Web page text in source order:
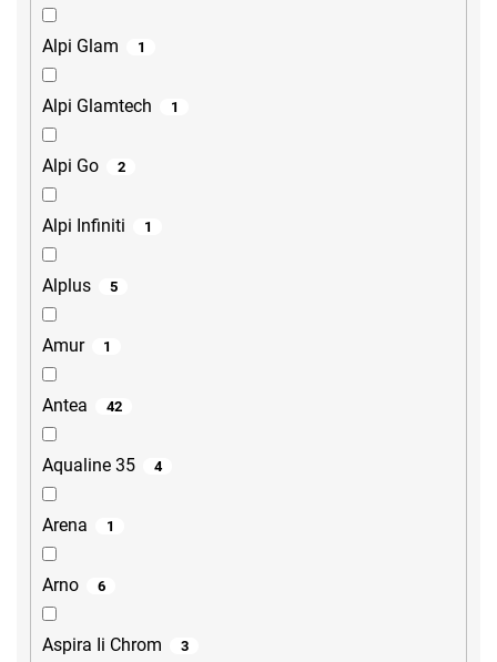
Alpi Glam 1
Alpi Glamtech 1
Alpi Go 2
Alpi Infiniti 1
Alplus 5
Amur 1
Antea 42
Aqualine 35 4
Arena 1
Arno 6
Aspira Ii Chrom 3